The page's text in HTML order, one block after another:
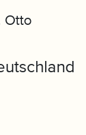
Otto